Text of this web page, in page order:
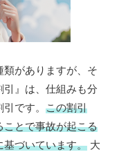
類がありますが、そ
』は、仕組みも分
です。 この割引
ことで事故が起こる
基づいています。 大